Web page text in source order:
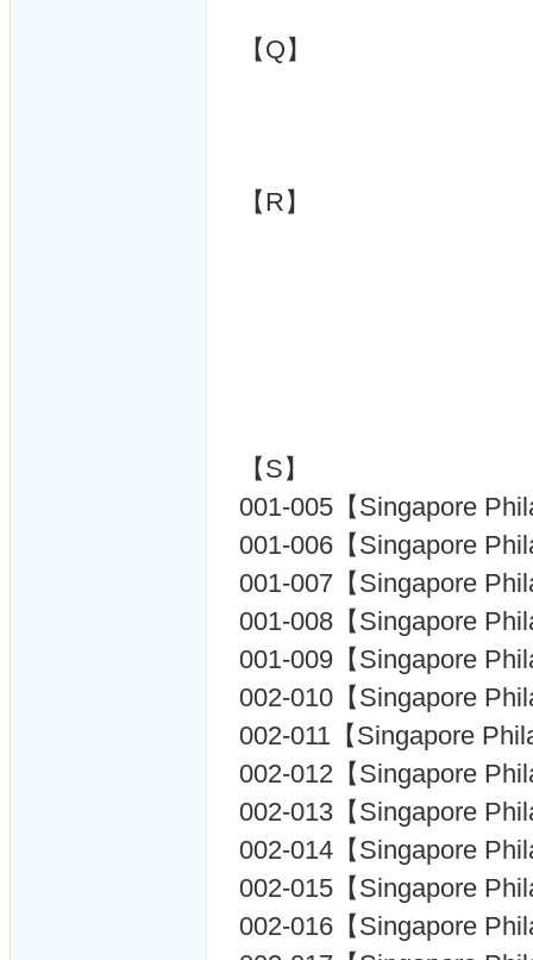
【Q】
【R】
【S】
001-005【Singapore
001-006【Singapore
001-007【Singapore
001-008【Singapore
001-009【Singapore
002-010【Singapore
002-011【Singapore
002-012【Singapore
002-013【Singapore
002-014【Singapore
002-015【Singapore
002-016【Singapore